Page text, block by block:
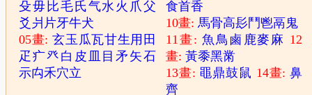
殳毋 比毛 氏气水 火 爪父
爻 爿 片牙牛犬
05畫:玄玉 瓜瓦甘生用 田
疋 疒癶 白 皮 目矛 矢石
示禸禾穴立
食首香
10畫:馬骨高髟 鬥鬯鬲 鬼
11畫: 魚鳥 鹵 鹿麥 麻 12
畫:黃黍黑黹
13畫: 黽鼎鼓鼠 14畫:鼻
齊